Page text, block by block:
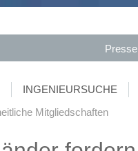
Presse
INGENIEURSUCHE
Mitgliedschaften